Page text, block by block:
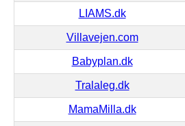
LIAMS.dk
Villavejen.com
Babyplan.dk
Tralaleg.dk
MamaMilla.dk